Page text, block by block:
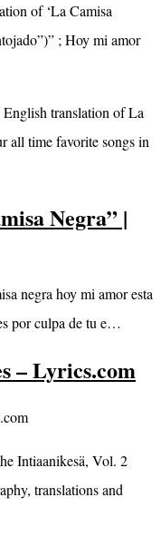
of ‘La Camisa
; Hoy mi amor
translation of La
all time favorite songs in
Negra” |
negra hoy mi amor esta
por culpa de tu e…
– Lyrics.com
Intiaanikesä, Vol. 2
translations and